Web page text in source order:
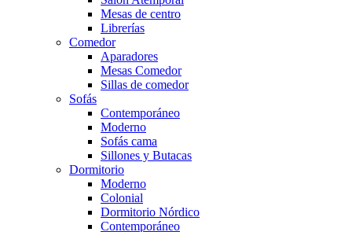
Mesas de centro
Librerías
Comedor
Aparadores
Mesas Comedor
Sillas de comedor
Sofás
Contemporáneo
Moderno
Sofás cama
Sillones y Butacas
Dormitorio
Moderno
Colonial
Dormitorio Nórdico
Contemporáneo